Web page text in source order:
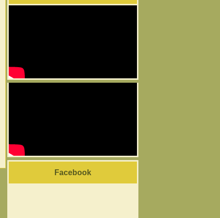
Facebook